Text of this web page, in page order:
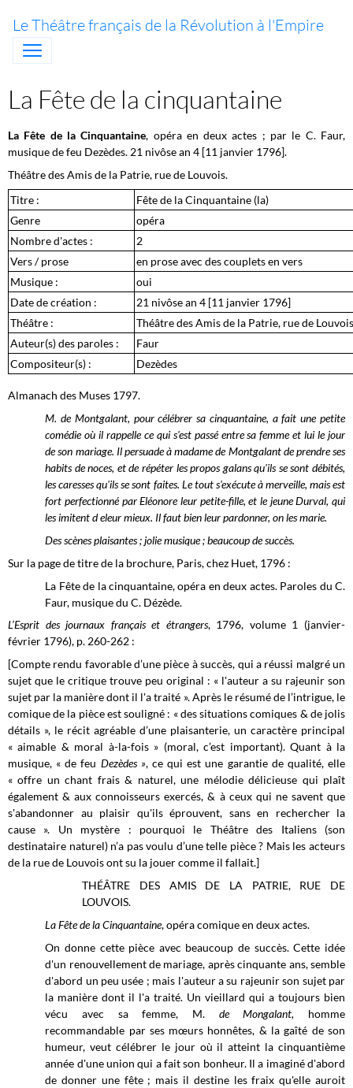
Le Théâtre français de la Révolution à l'Empire
La Fête de la cinquantaine
La Fête de la Cinquantaine, opéra en deux actes ; par le C. Faur,
musique de feu Dezèdes. 21 nivôse an 4 [11 janvier 1796].
Théâtre des Amis de la Patrie, rue de Louvois.
Titre :
Fête de la Cinquantaine (la)
Genre
opéra
Nombre d'actes :
2
Vers / prose
en prose avec des couplets en vers
Musique :
oui
Date de création :
21 nivôse an 4 [11 janvier 1796]
Théâtre :
Théâtre des Amis de la Patrie, rue de Louvois
Auteur(s) des paroles :
Faur
Compositeur(s) :
Dezèdes
Almanach des Muses 1797.
M. de Montgalant, pour célébrer sa cinquantaine, a fait une petite
comédie où il rappelle ce qui s'est passé entre sa femme et lui le jour
de son mariage. Il persuade à madame de Montgalant de prendre ses
habits de noces, et de répéter les propos galans qu'ils se sont débités,
les caresses qu'ils se sont faites. Le tout s'exécute à merveille, mais est
fort perfectionné par Eléonore leur petite-fille, et le jeune Durval, qui
les imitent d eleur mieux. Il faut bien leur pardonner, on les marie.
Des scènes plaisantes ; jolie musique ; beaucoup de succès.
Sur la page de titre de la brochure, Paris, chez Huet, 1796 :
La Fête de la cinquantaine, opéra en deux actes. Paroles du C.
Faur, musique du C. Dézède.
L’Esprit des journaux français et étrangers, 1796, volume 1 (janvier-
février 1796), p. 260-262 :
[Compte rendu favorable d’une pièce à succès, qui a réussi malgré un
sujet que le critique trouve peu original : « l'auteur a su rajeunir son
sujet par la manière dont il l'a traité ». Après le résumé de l’intrigue, le
comique de la pièce est souligné : « des situations comiques & de jolis
détails », le récit agréable d’une plaisanterie, un caractère principal
« aimable & moral à-la-fois » (moral, c’est important). Quant à la
musique, « de feu Dezèdes », ce qui est une garantie de qualité, elle
« offre un chant frais & naturel, une mélodie délicieuse qui plaît
également & aux connoisseurs exercés, & à ceux qui ne savent que
s'abandonner au plaisir qu'ils éprouvent, sans en rechercher la
cause ». Un mystère : pourquoi le Théâtre des Italiens (son
destinataire naturel) n’a pas voulu d’une telle pièce ? Mais les acteurs
de la rue de Louvois ont su la jouer comme il fallait.]
THÉÂTRE DES AMIS DE LA PATRIE, RUE DE
LOUVOIS.
La Fête de la Cinquantaine, opéra comique en deux actes.
On donne cette pièce avec beaucoup de succès. Cette idée
d'un renouvellement de mariage, après cinquante ans, semble
d'abord un peu usée ; mais l'auteur a su rajeunir son sujet par
la manière dont il l'a traité. Un vieillard qui a toujours bien
vécu avec sa femme, M. de Mongalant, homme
recommandable par ses mœurs honnêtes, & la gaîté de son
humeur, veut célébrer le jour où il atteint la cinquantième
année d'une union qui a fait son bonheur. Il a imaginé d'abord
de donner une fête ; mais il destine les fraix qu'elle auroit